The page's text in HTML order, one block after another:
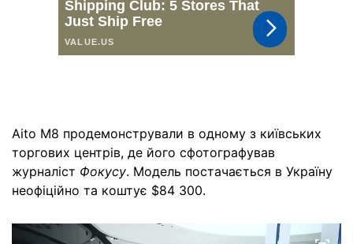
Aito M8 продемонстрували в одному з київських
торгових центрів, де його сфотографував
журналіст Фокусу. Модель постачається в Україну
неофіційно та коштує $84 300.